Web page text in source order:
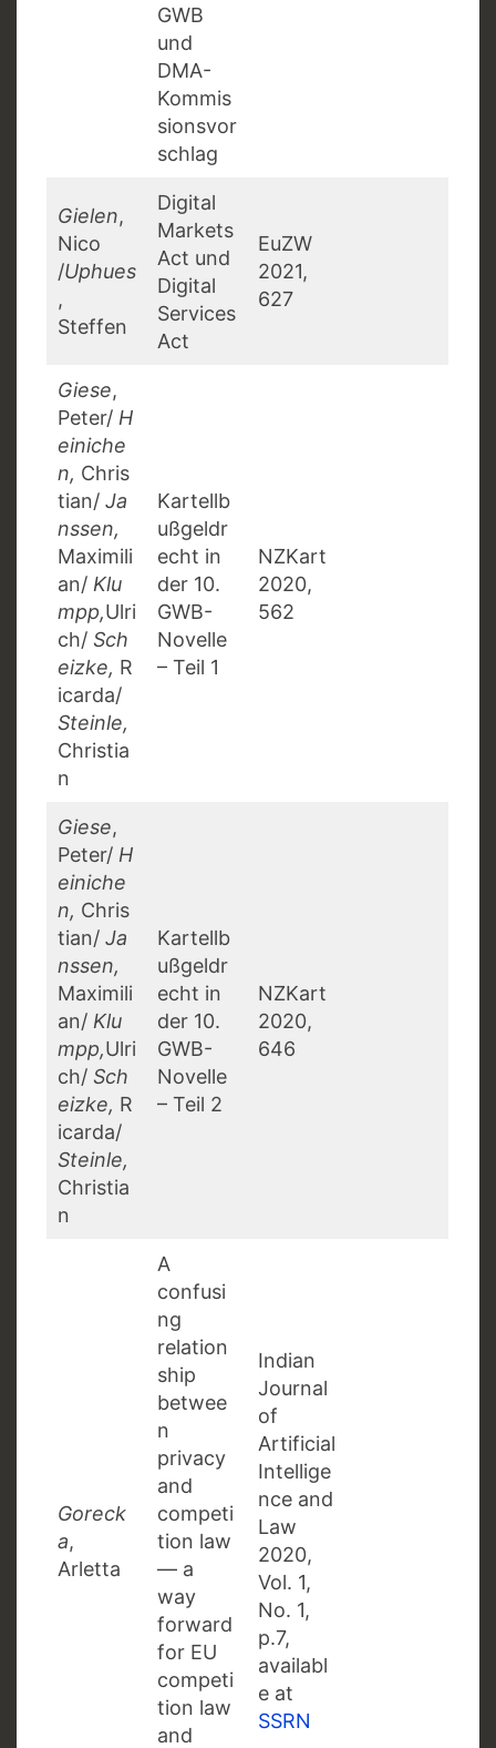
GWB
und
DMA-
Kommis
sionsvor
schlag
Gielen,
Nico
/Uphues
,
Steffen
Digital
Markets
Act und
Digital
Services
Act
EuZW
2021,
627
Giese,
Peter/ H
einiche
n, Chris
tian/ Ja
nssen,
Maximili
an/ Klu
mpp,Ulri
ch/ Sch
eizke, R
icarda/
Steinle,
Christia
n
Kartellb
ußgeldr
echt in
der 10.
GWB-
Novelle
– Teil 1
NZKart
2020,
562
Giese,
Peter/ H
einiche
n, Chris
tian/ Ja
nssen,
Maximili
an/ Klu
mpp,Ulri
ch/ Sch
eizke, R
icarda/
Steinle,
Christia
n
Kartellb
ußgeldr
echt in
der 10.
GWB-
Novelle
– Teil 2
NZKart
2020,
646
Goreck
a,
Arletta
A
confusi
ng
relation
ship
betwee
n
privacy
and
competi
tion law
— a
way
forward
for EU
competi
tion law
and
Indian
Journal
of
Artificial
Intellige
nce and
Law
2020,
Vol. 1,
No. 1,
p.7,
availabl
e at
SSRN